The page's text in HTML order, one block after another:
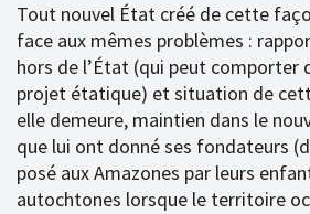
Tout nouvel État créé de cette
face aux mêmes problèmes :
hors de l’État (qui peut
projet étatique) et situation de
elle demeure, maintien dans le
que lui ont donné ses fondateurs
posé aux Amazones par leurs
autochtones lorsque le territoire